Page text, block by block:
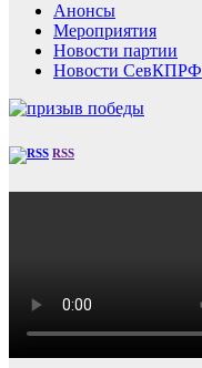
Анонсы
Мероприятия
Новости партии
Новости СевКПРФ
RSS